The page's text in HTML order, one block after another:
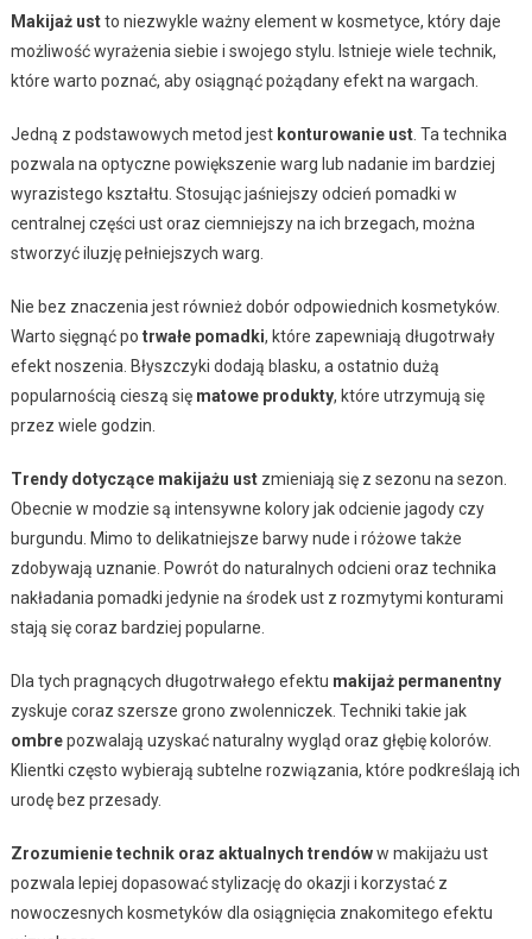
Makijaż ustto niezwykle ważny element w kosmetyce, który daje
możliwość wyrażenia siebie i swojego stylu. Istnieje wiele technik,
które warto poznać, aby osiągnąć pożądany efekt na wargach.
Jedną z podstawowych metod jest konturowanie ust. Ta technika
pozwala na optyczne powiększenie warg lub nadanie im bardziej
wyrazistego kształtu. Stosując jaśniejszy odcień pomadki w
centralnej części ust oraz ciemniejszy na ich brzegach, można
stworzyć iluzję pełniejszych warg.
Nie bez znaczenia jest również dobór odpowiednich kosmetyków.
Warto sięgnąć po trwałe pomadki, które zapewniają długotrwały
efekt noszenia. Błyszczyki dodają blasku, a ostatnio dużą
popularnością cieszą się matowe produkty, które utrzymują się
przez wiele godzin.
Trendy dotyczące makijażu ustzmieniają się z sezonu na sezon.
Obecnie w modzie są intensywne kolory jak odcienie jagody czy
burgundu. Mimo to delikatniejsze barwy nude i różowe także
zdobywają uznanie. Powrót do naturalnych odcieni oraz technika
nakładania pomadki jedynie na środek ust z rozmytymi konturami
stają się coraz bardziej popularne.
Dla tych pragnących długotrwałego efektu makijaż permanentny
zyskuje coraz szersze grono zwolenniczek. Techniki takie jak
ombrepozwalają uzyskać naturalny wygląd oraz głębię kolorów.
Klientki często wybierają subtelne rozwiązania, które podkreślają ich
urodę bez przesady.
Zrozumienie technik oraz aktualnych trendóww makijażu ust
pozwala lepiej dopasować stylizację do okazji i korzystać z
nowoczesnych kosmetyków dla osiągnięcia znakomitego efektu